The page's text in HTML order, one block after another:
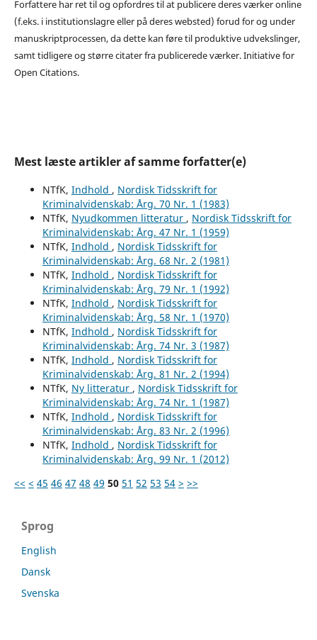
Forfattere har ret til og opfordres til at publicere deres værker online
(f.eks. i institutionslagre eller på deres websted) forud for og under
manuskriptprocessen, da dette kan føre til produktive udvekslinger,
samt tidligere og større citater fra publicerede værker. Initiative for
Open Citations.
Mest læste artikler af samme forfatter(e)
NTfK, Indhold , Nordisk Tidsskrift for
Kriminalvidenskab: Årg. 70 Nr. 1 (1983)
NTfK, Nyudkommen litteratur , Nordisk Tidsskrift for
Kriminalvidenskab: Årg. 47 Nr. 1 (1959)
NTfK, Indhold , Nordisk Tidsskrift for
Kriminalvidenskab: Årg. 68 Nr. 2 (1981)
NTfK, Indhold , Nordisk Tidsskrift for
Kriminalvidenskab: Årg. 79 Nr. 1 (1992)
NTfK, Indhold , Nordisk Tidsskrift for
Kriminalvidenskab: Årg. 58 Nr. 1 (1970)
NTfK, Indhold , Nordisk Tidsskrift for
Kriminalvidenskab: Årg. 74 Nr. 3 (1987)
NTfK, Indhold , Nordisk Tidsskrift for
Kriminalvidenskab: Årg. 81 Nr. 2 (1994)
NTfK, Ny litteratur , Nordisk Tidsskrift for
Kriminalvidenskab: Årg. 74 Nr. 1 (1987)
NTfK, Indhold , Nordisk Tidsskrift for
Kriminalvidenskab: Årg. 83 Nr. 2 (1996)
NTfK, Indhold , Nordisk Tidsskrift for
Kriminalvidenskab: Årg. 99 Nr. 1 (2012)
<< < 45 46 47 48 49 50 51 52 53 54 > >>
Sprog
English
Dansk
Svenska